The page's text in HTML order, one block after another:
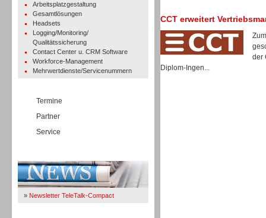
Arbeitsplatzgestaltung
Gesamtlösungen
Headsets
Logging/Monitoring/
Qualitätssicherung
Contact Center u. CRM Software
Workforce-Management
Mehrwertdienste/Servicenummern
Termine
Partner
Service
» Newsletter TeleTalk-Compact
CCT erweitert
der
Diplom-Ingen...